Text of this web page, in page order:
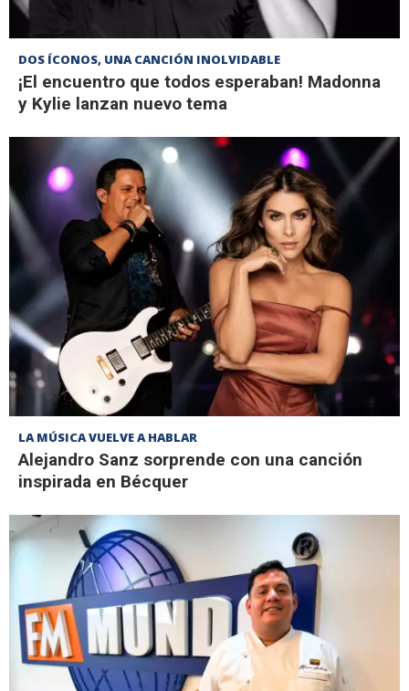
DOS ÍCONOS, UNA CANCIÓN INOLVIDABLE
¡El encuentro que todos esperaban! Madonna
y Kylie lanzan nuevo tema
LA MÚSICA VUELVE A HABLAR
Alejandro Sanz sorprende con una canción
inspirada en Bécquer